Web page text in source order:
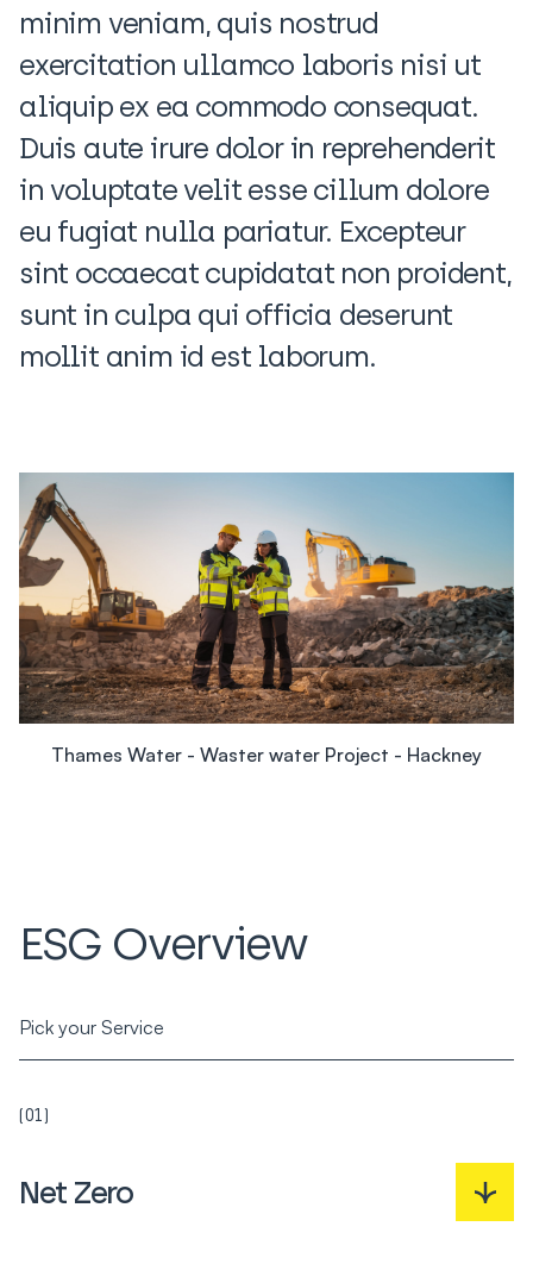
minim veniam, quis nostrud
exercitation ullamco laboris nisi ut
aliquip ex ea commodo consequat.
Duis aute irure dolor in reprehenderit
in voluptate velit esse cillum dolore
eu fugiat nulla pariatur. Excepteur
sint occaecat cupidatat non proident,
sunt in culpa qui officia deserunt
mollit anim id est laborum.
Thames Water - Waster water Project - Hackney
ESG Overview
Pick your Service
(01)
Net Zero